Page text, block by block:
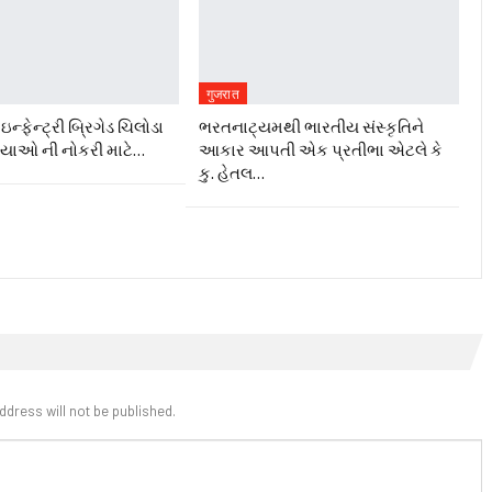
ઇન્ફેન્ટ્રી બ્રિગેડ ચિલોડા
ની નોકરી માટે…
गुजरात
ભરતનાટ્યમથી ભારતીય સંસ્કૃતિને
આકાર આપતી એક પ્રતીભા એટલે કે‌
કુ. હેતલ…
will not be published.